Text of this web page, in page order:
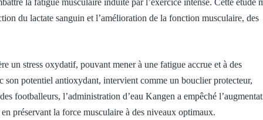
du lactate sanguin et l’amélioration de la fonction musculaire, des
un stress oxydatif, pouvant mener à une fatigue accrue et à des
son potentiel antioxydant, intervient comme un bouclier protecteur,
footballeurs, l’administration d’eau Kangen a empêché
préservant la force musculaire à des niveaux optimaux.